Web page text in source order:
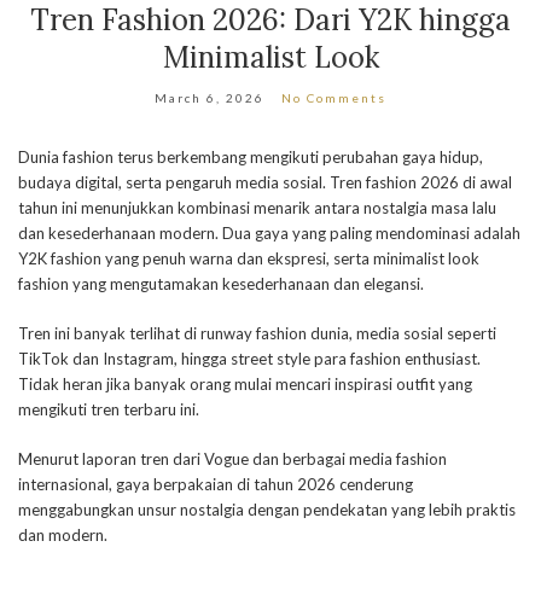
Tren Fashion 2026: Dari Y2K hingga
Minimalist Look
March 6, 2026 No Comments
Dunia fashion terus berkembang mengikuti perubahan gaya hidup,
budaya digital, serta pengaruh media sosial. Tren fashion 2026 di awal
tahun ini menunjukkan kombinasi menarik antara nostalgia masa lalu
dan kesederhanaan modern. Dua gaya yang paling mendominasi adalah
Y2K fashion yang penuh warna dan ekspresi, serta minimalist look
fashion yang mengutamakan kesederhanaan dan elegansi.
Tren ini banyak terlihat di runway fashion dunia, media sosial seperti
TikTok dan Instagram, hingga street style para fashion enthusiast.
Tidak heran jika banyak orang mulai mencari inspirasi outfit yang
mengikuti tren terbaru ini.
Menurut laporan tren dari Vogue dan berbagai media fashion
internasional, gaya berpakaian di tahun 2026 cenderung
menggabungkan unsur nostalgia dengan pendekatan yang lebih praktis
dan modern.